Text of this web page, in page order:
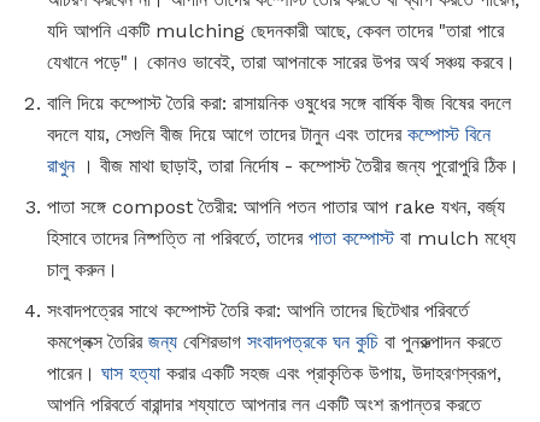
যদি আপনি একটি mulching ছেদনকারী আছে, কেবল তাদের "তারা পারে
যেখানে পড়ে"। কোনও ভাবেই, তারা আপনাকে সারের উপর অর্থ সঞ্চয় করবে।
বালি দিয়ে কম্পোস্ট তৈরি করা: রাসায়নিক ওষুধের সঙ্গে বার্ষিক বীজ বিষের বদলে
বদলে যায়, সেগুলি বীজ দিয়ে আগে তাদের টানুন এবং তাদের কম্পোস্ট বিনে
রাখুন। বীজ মাথা ছাড়াই, তারা নির্দোষ - কম্পোস্ট তৈরীর জন্য পুরোপুরি ঠিক।
পাতা সঙ্গে compost তৈরীর: আপনি পতন পাতার আপ rake যখন, বর্জ্য
হিসাবে তাদের নিষ্পত্তি না পরিবর্তে, তাদের পাতা কম্পোস্টবা mulch মধ্যে
চালু করুন।
সংবাদপত্রের সাথে কম্পোস্ট তৈরি করা: আপনি তাদের ছিটেখার পরিবর্তে
কমপ্লেক্স তৈরির জন্য বেশিরভাগ সংবাদপত্রকে ঘন কুচি বা পুনরুত্পাদন করতে
পারেন। ঘাস হত্যা করার একটি সহজ এবং প্রাকৃতিক উপায়, উদাহরণস্বরূপ,
আপনি পরিবর্তে বারান্দার শয্যাতে আপনার লন একটি অংশ রূপান্তর করতে